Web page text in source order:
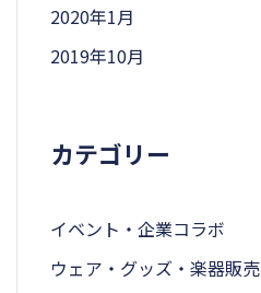
2020年1月
2019年10月
カテゴリー
イベント・企業コラボ
ウェア・グッズ・楽器販売